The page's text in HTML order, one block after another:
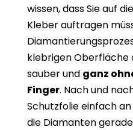
wissen, dass Sie auf
Kleber auftragen
klebrigen Oberfläche
sauber und ganz
Finger. Nach und
Schutzfolie einfach
die Diamanten